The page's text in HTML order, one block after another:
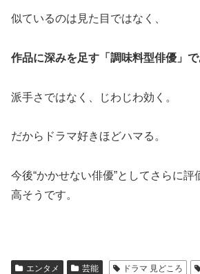
似ているのは見た目ではなく、
作品に深みを足す「調味料型俳優」で
派手さではなく、じわじわ効く。
だからドラマ好きほどハマる。
今後“かかせない俳優”としてさらに評
高そうです。
エンタメ 芸能 ドラマ 見どころ